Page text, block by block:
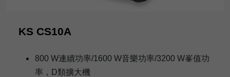
KS CS10A
800 W連續功率/1600 W音樂功率/3200 W峯值功
率，D類擴大機